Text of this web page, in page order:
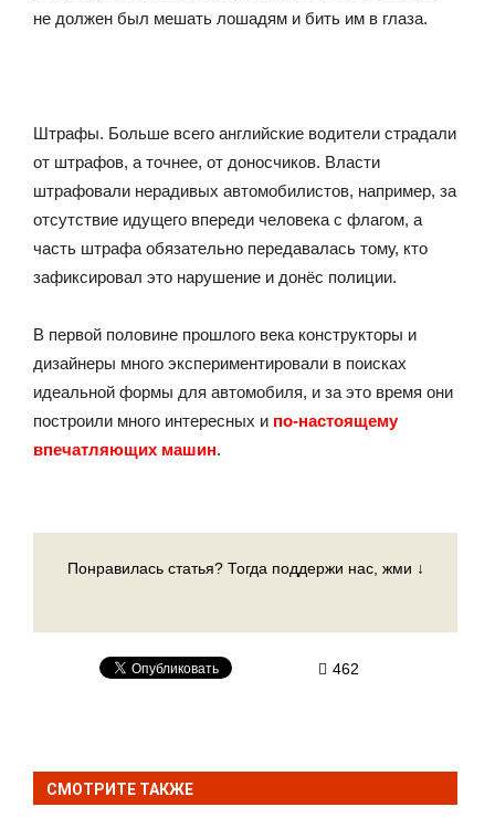
не должен был мешать лошадям и бить им в глаза.
Штрафы. Больше всего английские водители страдали
от штрафов, а точнее, от доносчиков. Власти
штрафовали нерадивых автомобилистов, например, за
отсутствие идущего впереди человека с флагом, а
часть штрафа обязательно передавалась тому, кто
зафиксировал это нарушение и донёс полиции.
В первой половине прошлого века конструкторы и
дизайнеры много экспериментировали в поисках
идеальной формы для автомобиля, и за это время они
построили много интересных и по-настоящему
впечатляющих машин.
Понравилась статья? Тогда поддержи нас, жми ↓
462
СМОТРИТЕ ТАКЖЕ